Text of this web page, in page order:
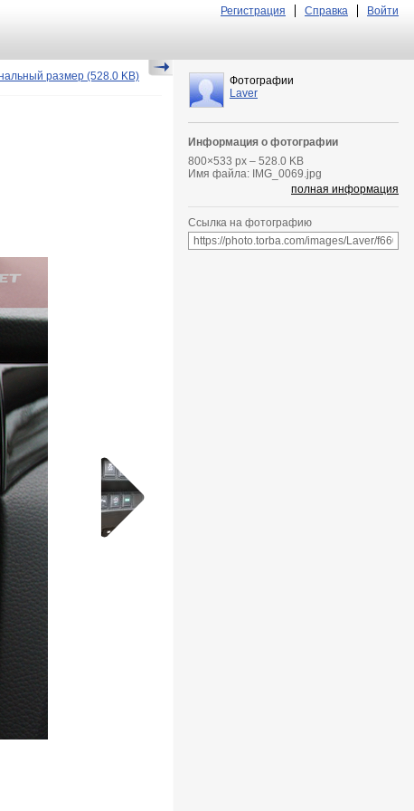
Регистрация Справка Войти
размер (528.0 KB)
Фотографии
Laver
Информация о фотографии
800×533 px – 528.0 KB
Имя файла: IMG_0069.jpg
полная информация
Ссылка на фотографию